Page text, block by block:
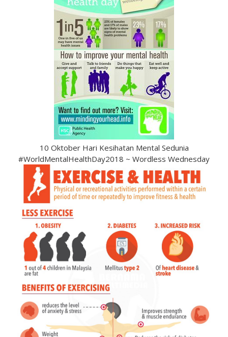
10 Oktober Hari Kesihatan Mental Sedunia
#WorldMentalHealthDay2018 ~ Wordless Wednesday